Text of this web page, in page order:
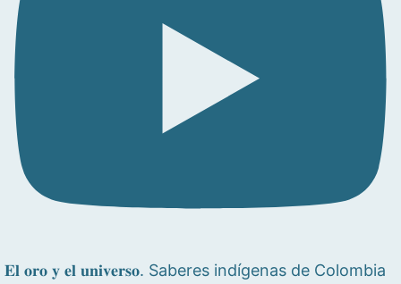
𝐄𝐥 𝐨𝐫𝐨 𝐲 𝐞𝐥 𝐮𝐧𝐢𝐯𝐞𝐫𝐬𝐨. Saberes indígenas de Colombia